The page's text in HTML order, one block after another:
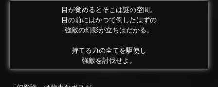
目が覚めるとそこは謎の空間。
目の前にはかつて倒したはずの
強敵の幻影が立ちはだかる。
持てる力の全てを駆使し
強敵を討伐せよ。